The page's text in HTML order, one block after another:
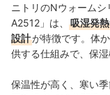
ニトリのNウォーム
A2512」は、
吸湿発
設計が特徴です。体
供する仕組みで、保
保温性が高く、寒い